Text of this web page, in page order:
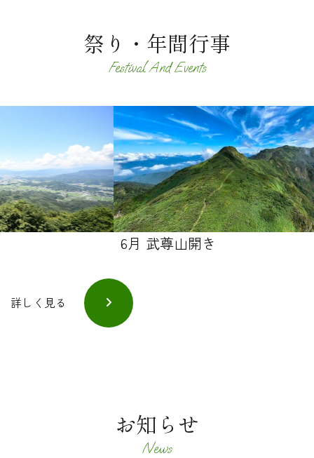
祭り・年間行事
Festival And Events
6月 武尊山開き
詳しく見る
お知らせ
News